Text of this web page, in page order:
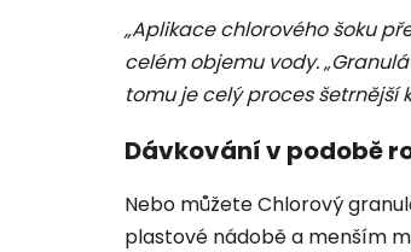
„Aplikace chlorového šoku
celém objemu vody.
tomu je celý proces šetrnější
Dávkování v podobě
Nebo můžete Chlorový
plastové nádobě a menším